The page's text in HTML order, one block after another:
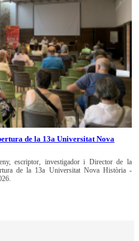
de la 13a Universitat Nova
escriptor, investigador i Director de la
de la 13a Universitat Nova Història -